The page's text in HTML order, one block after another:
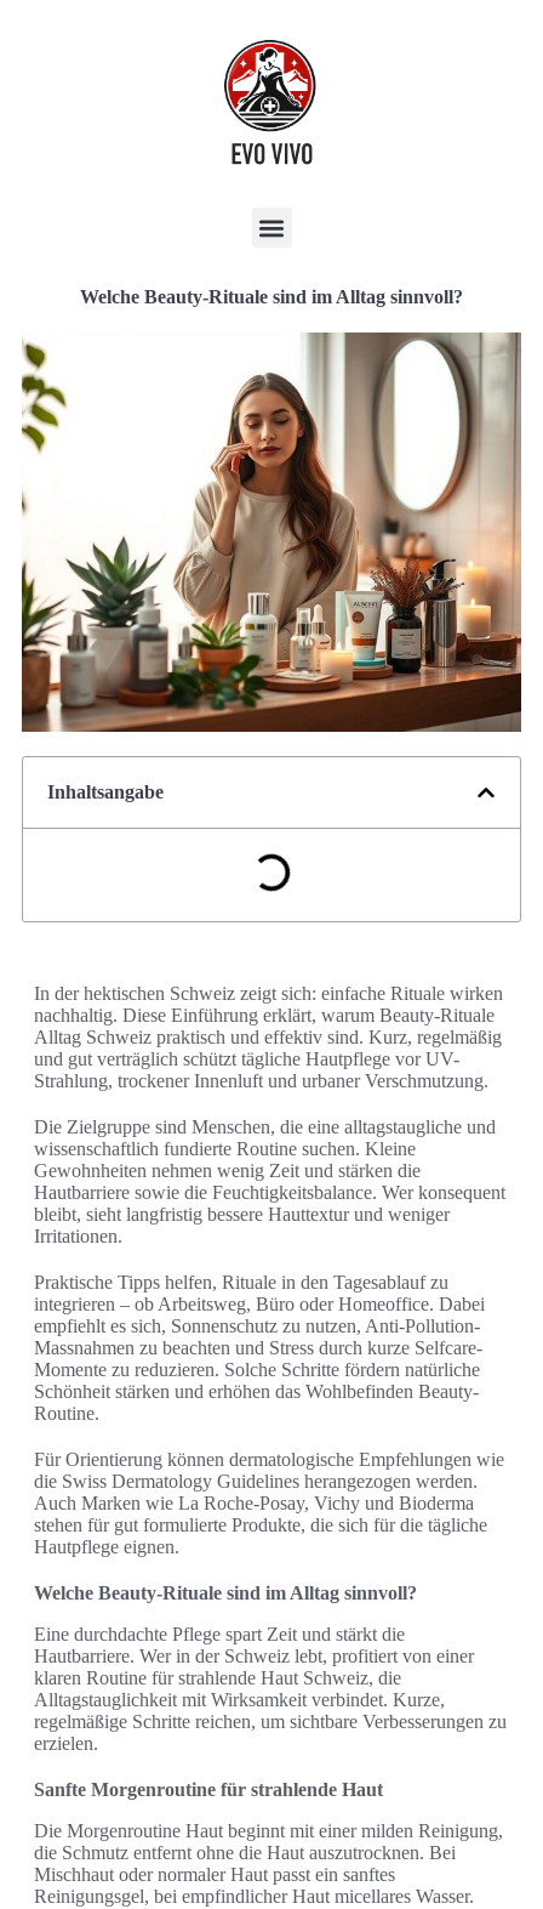
Welche Beauty-Rituale sind im Alltag sinnvoll?
Inhaltsangabe
In der hektischen Schweiz zeigt sich: einfache Rituale wirken
nachhaltig. Diese Einführung erklärt, warum Beauty-Rituale
Alltag Schweiz praktisch und effektiv sind. Kurz, regelmäßig
und gut verträglich schützt tägliche Hautpflege vor UV-
Strahlung, trockener Innenluft und urbaner Verschmutzung.
Die Zielgruppe sind Menschen, die eine alltagstaugliche und
wissenschaftlich fundierte Routine suchen. Kleine
Gewohnheiten nehmen wenig Zeit und stärken die
Hautbarriere sowie die Feuchtigkeitsbalance. Wer konsequent
bleibt, sieht langfristig bessere Hauttextur und weniger
Irritationen.
Praktische Tipps helfen, Rituale in den Tagesablauf zu
integrieren – ob Arbeitsweg, Büro oder Homeoffice. Dabei
empfiehlt es sich, Sonnenschutz zu nutzen, Anti-Pollution-
Massnahmen zu beachten und Stress durch kurze Selfcare-
Momente zu reduzieren. Solche Schritte fördern natürliche
Schönheit stärken und erhöhen das Wohlbefinden Beauty-
Routine.
Für Orientierung können dermatologische Empfehlungen wie
die Swiss Dermatology Guidelines herangezogen werden.
Auch Marken wie La Roche-Posay, Vichy und Bioderma
stehen für gut formulierte Produkte, die sich für die tägliche
Hautpflege eignen.
Welche Beauty-Rituale sind im Alltag sinnvoll?
Eine durchdachte Pflege spart Zeit und stärkt die
Hautbarriere. Wer in der Schweiz lebt, profitiert von einer
klaren Routine für strahlende Haut Schweiz, die
Alltagstauglichkeit mit Wirksamkeit verbindet. Kurze,
regelmäßige Schritte reichen, um sichtbare Verbesserungen zu
erzielen.
Sanfte Morgenroutine für strahlende Haut
Die Morgenroutine Haut beginnt mit einer milden Reinigung,
die Schmutz entfernt ohne die Haut auszutrocknen. Bei
Mischhaut oder normaler Haut passt ein sanftes
Reinigungsgel, bei empfindlicher Haut micellares Wasser.